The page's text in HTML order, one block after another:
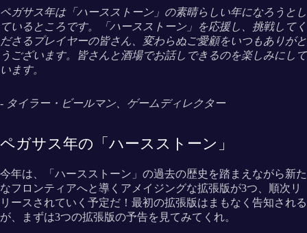
ペガサス年は「ハースストーン」の素晴らしい年になろうとし
ているところです。「ハースストーン」を応援し、挑戦してく
ださるプレイヤーの皆さん、変わらぬご愛顧をいつもありがと
うございます。皆さんと酒場でお話しできるのを楽しみにして
います。
- タイラー・ビールマン、ゲームディレクター
ペガサス年の「ハースストーン」
今年は、「ハースストーン」の過去の歴史を踏まえながら新た
なフロンティアへと導くアメイジングな拡張版が3つ、順次リ
リースされていく予定だ！最初の拡張版はまもなく告知される
が、まずは3つの拡張版の予告を見てみてくれ。